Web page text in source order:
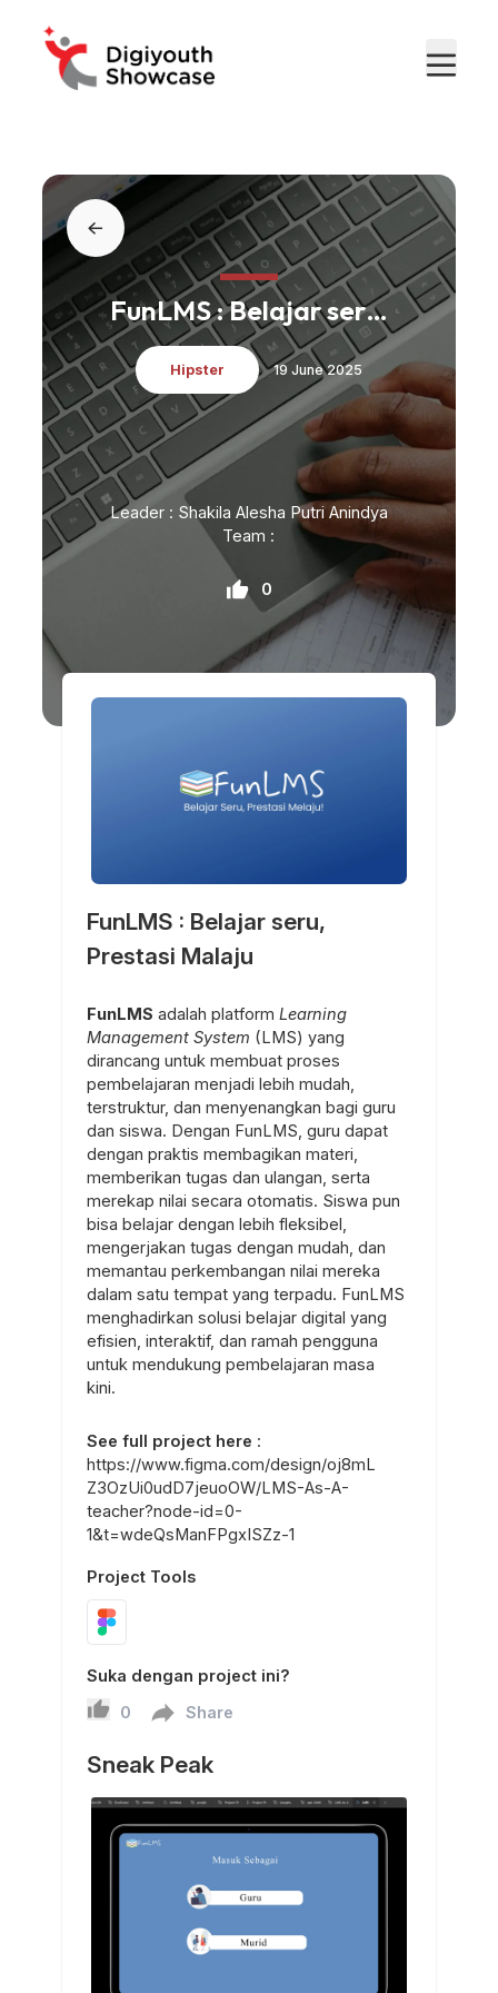
FunLMS : Belajar seru,
Prestasi Malaju
Hipster 19 June 2025
Leader : Shakila Alesha Putri Anindya
Team :
0
FunLMS : Belajar seru,
Prestasi Malaju
FunLMS adalah platformLearning
Management System (LMS) yang
dirancang untuk membuat proses
pembelajaran menjadi lebih mudah,
terstruktur, dan menyenangkan bagi guru
dan siswa. Dengan FunLMS, guru dapat
dengan praktis membagikan materi,
memberikan tugas dan ulangan, serta
merekap nilai secara otomatis. Siswa pun
bisa belajar dengan lebih fleksibel,
mengerjakan tugas dengan mudah, dan
memantau perkembangan nilai mereka
dalam satu tempat yang terpadu. FunLMS
menghadirkan solusi belajar digital yang
efisien, interaktif, dan ramah pengguna
untuk mendukung pembelajaran masa
kini.
See full project here :
https://www.figma.com/design/oj8mL
Z3OzUi0udD7jeuoOW/LMS-As-A-
teacher?node-id=0-
1&t=wdeQsManFPgxISZz-1
Project Tools
Suka dengan project ini?
0
Share
Sneak Peak